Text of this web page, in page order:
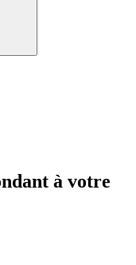
à votre